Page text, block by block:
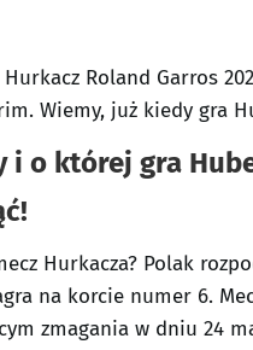
Roland Garros
Wiemy, już kiedy gra
i o której gra
Hurkacza? Polak
na korcie numer 6.
zmagania w dniu 24